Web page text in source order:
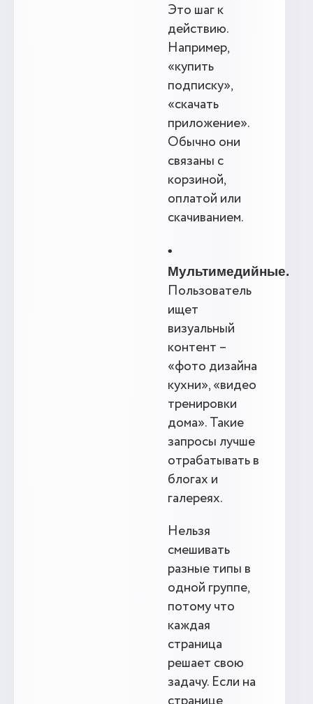
Это шаг к
действию.
Например,
«купить
подписку»,
«скачать
приложение».
Обычно они
связаны с
корзиной,
оплатой или
скачиванием.
•
Мультимедийные.
Пользователь
ищет
визуальный
контент –
«фото дизайна
кухни», «видео
тренировки
дома». Такие
запросы лучше
отрабатывать в
блогах и
галереях.
Нельзя
смешивать
разные типы в
одной группе,
потому что
каждая
страница
решает свою
задачу. Если на